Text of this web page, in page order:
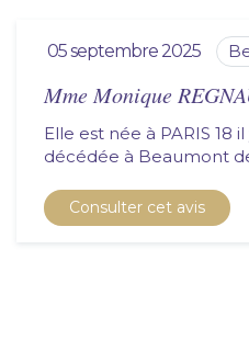
05 septembre 2025
Mme Monique
Elle est née à PARIS 18
décédée à
beaumont
Consulter cet avis